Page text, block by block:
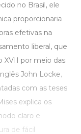
no Brasil, ele
proporcionaria
efetivas na
liberal, que
XVII por meio das
John Locke,
com as teses
explica os
claro e
de fácil